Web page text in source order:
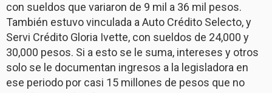
con sueldos que variaron de 9 mil a 36 mil pesos.
También estuvo vinculada a Auto Crédito Selecto, y
Servi Crédito Gloria Ivette, con sueldos de 24,000 y
30,000 pesos. Si a esto se le suma, intereses y otros
solo se le documentan ingresos a la legisladora en
ese periodo por casi 15 millones de pesos que no